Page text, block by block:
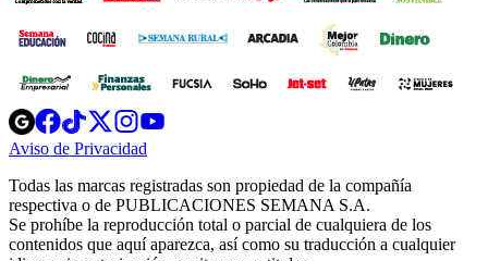
Opens
in
new
Opens
in
new
Opens
in
new
window
Opens
new
windowwindow
Aviso de Privacidad
new
window
Todas las marcas registradas son propiedad de la compañía
respectiva o de PUBLICACIONES SEMANA S.A.
Se prohíbe la reproducción total o parcial de cualquiera de los
contenidos que aquí aparezca, así como su traducción a cualquier